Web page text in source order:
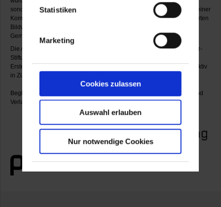
Statistiken
Marketing
Cookies zulassen
Auswahl erlauben
Nur notwendige Cookies
sondern zugleich faszinierende Einblicke in den Entstehungsprozess einer
Komposition von der ersten flüchtigen Ideenskizze bis hin zum realisierten
Bildwerk gegeben. Unter den Exponaten befanden sich auch wichtige
Gemälde des Künstlers aus der Sammlung Marli Hoppe-Ritter.
Die Ausstellung entstand in enger Kooperation mit der Camille Graeser-
Stiftung, deren Konservatorin Vera Hausdorff das Konzept entwickelte.
Erste Station der Präsentation war im Sommer 2009 das Haus Konstruktiv
in Zürich.
Begleitend zu der Ausstellung ist ein gleichnamiger Katalog im Wienand
Verlag, Köln, erschienen.